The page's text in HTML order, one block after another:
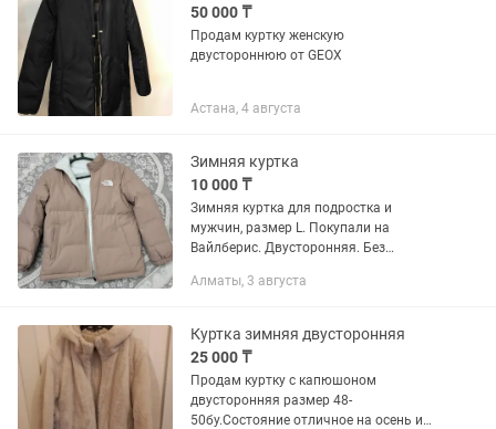
50 000 ₸
Продам куртку женскую
двустороннюю от GEOX
Астана, 4 августа
Зимняя куртка
10 000 ₸
Зимняя куртка для подростка и
мужчин, размер L. Покупали на
Вайлберис. Двусторонняя. Без
молнии. Одевал только пару раз.
Алматы, 3 августа
Куртка зимняя двусторонняя
25 000 ₸
Продам куртку с капюшоном
двусторонняя размер 48-
50бу.Состояние отличное на осень и